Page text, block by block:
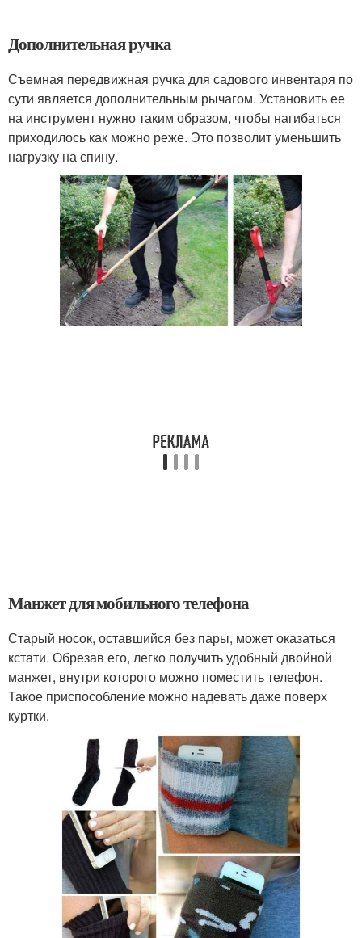
Дополнительная ручка
Съемная передвижная ручка для садового инвентаря по
сути является дополнительным рычагом. Установить ее
на инструмент нужно таким образом, чтобы нагибаться
приходилось как можно реже. Это позволит уменьшить
нагрузку на спину.
Манжет для мобильного телефона
Старый носок, оставшийся без пары, может оказаться
кстати. Обрезав его, легко получить удобный двойной
манжет, внутри которого можно поместить телефон.
Такое приспособление можно надевать даже поверх
куртки.